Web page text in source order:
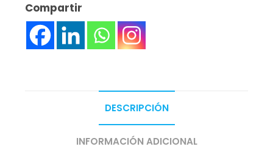
Compartir
DESCRIPCIÓN
INFORMACIÓN ADICIONAL